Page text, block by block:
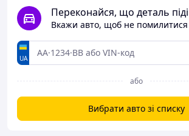
Переконайся, що деталь
Вкажи авто, щоб не помилитися
UA
або
Вибрати авто зі списку